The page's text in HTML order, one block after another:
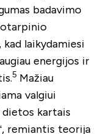
badavimo
laikydamiesi
energijos ir
5 Mažiau
valgiui
dietos kartais
remiantis teorija